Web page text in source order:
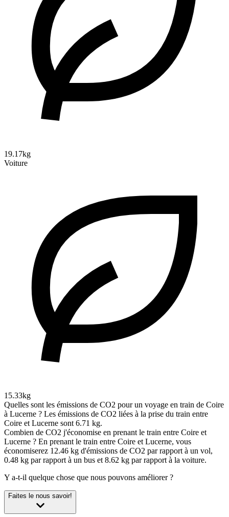
19.17kg
Voiture
15.33kg
Quelles sont les émissions de CO2 pour un voyage en train de Coire
à Lucerne ? Les émissions de CO2 liées à la prise du train entre
Coire et Lucerne sont 6.71 kg.
Combien de CO2 j'économise en prenant le train entre Coire et
Lucerne ? En prenant le train entre Coire et Lucerne, vous
économiserez 12.46 kg d'émissions de CO2 par rapport à un vol,
0.48 kg par rapport à un bus et 8.62 kg par rapport à la voiture.
Y a-t-il quelque chose que nous pouvons améliorer ?
Faites le nous savoir!